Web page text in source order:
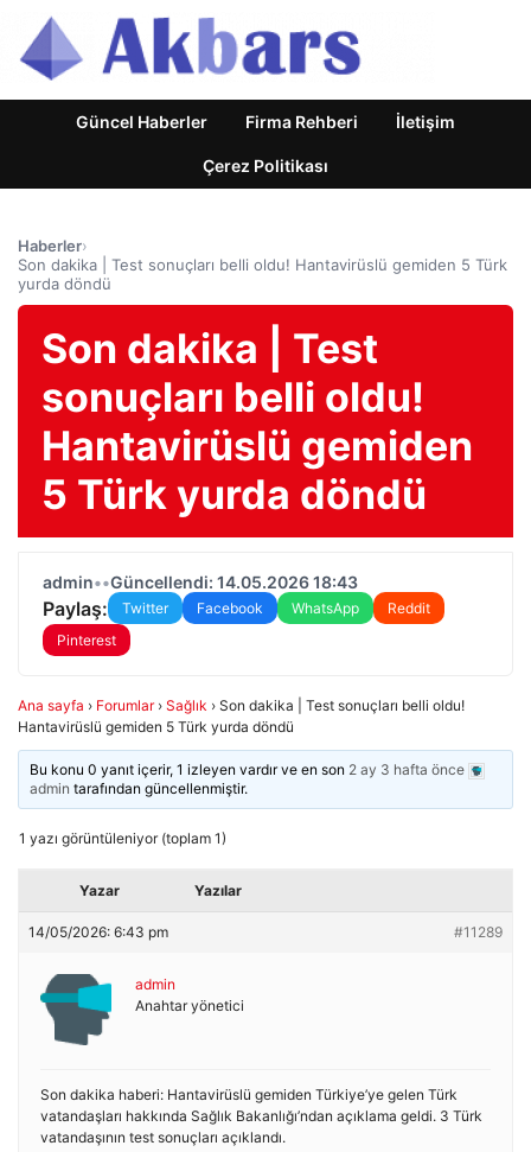
Güncel Haberler Firma Rehberi İletişim
Çerez Politikası
Haberler›
Son dakika | Test sonuçları belli oldu! Hantavirüslü gemiden 5 Türk
yurda döndü
Son dakika | Test
sonuçları belli oldu!
Hantavirüslü gemiden
5 Türk yurda döndü
admin••Güncellendi: 14.05.2026 18:43
Paylaş: Twitter Facebook WhatsApp
Reddit
Pinterest
Ana sayfa › Forumlar › Sağlık › Son dakika | Test sonuçları belli oldu!
Hantavirüslü gemiden 5 Türk yurda döndü
Bu konu 0 yanıt içerir, 1 izleyen vardır ve en son 2 ay 3 hafta önce
admin tarafından güncellenmiştir.
1 yazı görüntüleniyor (toplam 1)
Yazar Yazılar
14/05/2026: 6:43 pm #11289
admin
Anahtar yönetici
Son dakika haberi: Hantavirüslü gemiden Türkiye’ye gelen Türk
vatandaşları hakkında Sağlık Bakanlığı’ndan açıklama geldi. 3 Türk
vatandaşının test sonuçları açıklandı.